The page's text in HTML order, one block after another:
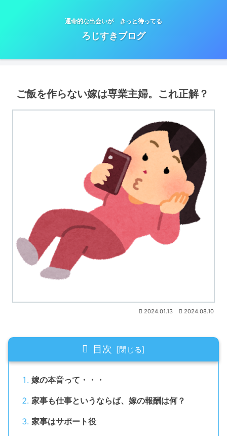
運命的な出会いが きっと待ってる
ろじすきブログ
ご飯を作らない嫁は専業主婦。これ正解？
2024.01.13 2024.08.10
目次
嫁の本音って・・・
家事も仕事というならば、嫁の報酬は何？
家事はサポート役